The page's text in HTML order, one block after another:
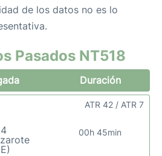
de los datos no es lo
Pasados NT518
Duración
00h 45min
ATR 42 / ATR 7